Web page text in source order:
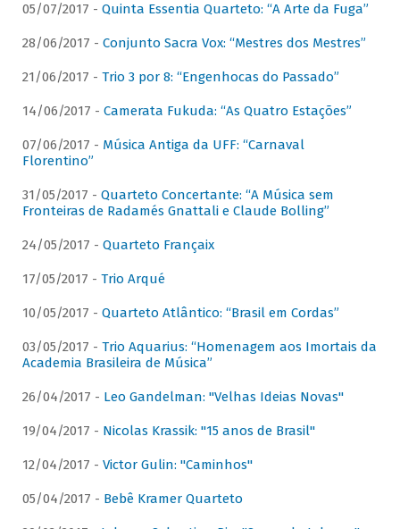
05/07/2017 - Quinta Essentia Quarteto: “A Arte da Fuga”
28/06/2017 - Conjunto Sacra Vox: “Mestres dos Mestres”
21/06/2017 - Trio 3 por 8: “Engenhocas do Passado”
14/06/2017 - Camerata Fukuda: “As Quatro Estações”
07/06/2017 - Música Antiga da UFF: “Carnaval
Florentino”
31/05/2017 - Quarteto Concertante: “A Música sem
Fronteiras de Radamés Gnattali e Claude Bolling”
24/05/2017 - Quarteto Françaix
17/05/2017 - Trio Arqué
10/05/2017 - Quarteto Atlântico: “Brasil em Cordas”
03/05/2017 - Trio Aquarius: “Homenagem aos Imortais da
Academia Brasileira de Música”
26/04/2017 - Leo Gandelman: "Velhas Ideias Novas"
19/04/2017 - Nicolas Krassik: "15 anos de Brasil"
12/04/2017 - Victor Gulin: "Caminhos"
05/04/2017 - Bebê Kramer Quarteto